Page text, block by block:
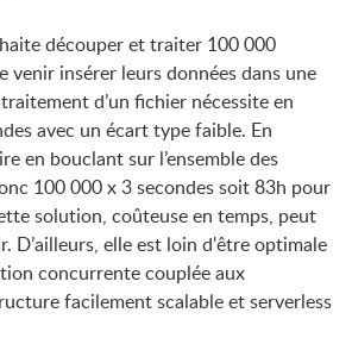
découper et traiter 100 000
venir insérer leurs données dans une
d’un fichier nécessite en
avec un écart type faible. En
en bouclant sur l’ensemble des
100 000 x 3 secondes soit 83h pour
solution, coûteuse en temps, peut
D’ailleurs, elle est loin d'être optimale
concurrente couplée aux
facilement scalable et serverless